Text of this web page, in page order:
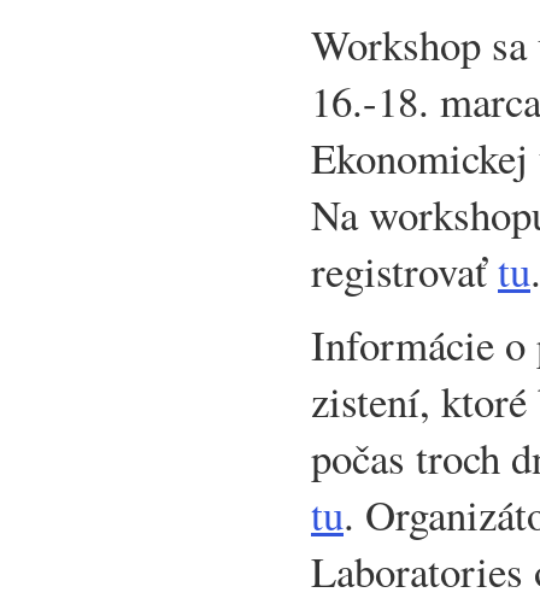
Workshop
16.-18.
Na
registrovaťtu.
Informácie o
zistení,
počas troch
tu.
Laboratories